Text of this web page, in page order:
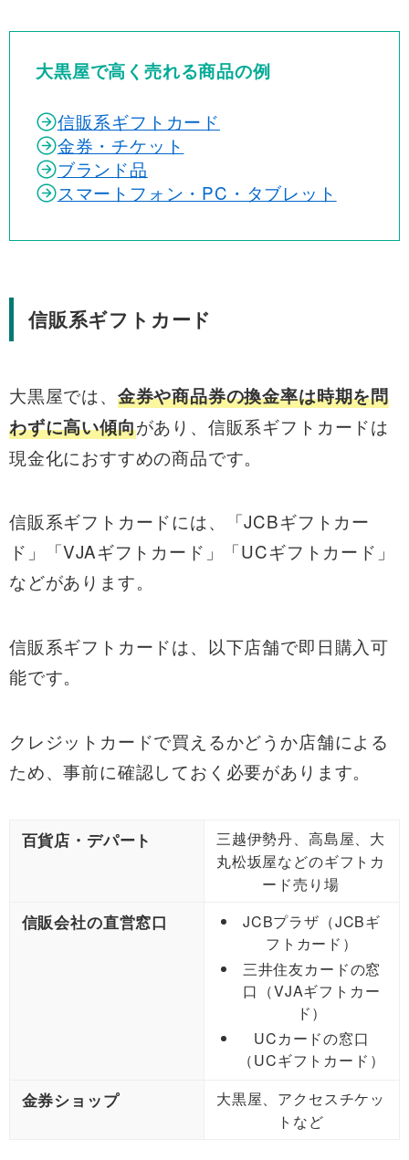
大黒屋で高く売れる商品の例
信販系ギフトカード
金券・チケット
ブランド品
スマートフォン・PC・タブレット
信販系ギフトカード
大黒屋では、 金券や商品券の換金率は時期を問
わずに高い傾向があり、信販系ギフトカードは
現金化におすすめの商品です。
信販系ギフトカードには、「JCBギフトカー
ド」「VJAギフトカード」「UCギフトカード」
などがあります。
信販系ギフトカードは、以下店舗で即日購入可
能です。
クレジットカードで買えるかどうか店舗による
ため、事前に確認しておく必要があります。
百貨店・デパート
三越伊勢丹、高島屋、大
丸松坂屋などのギフトカ
ード売り場
信販会社の直営窓口
JCBプラザ（JCBギ
フトカード）
三井住友カードの窓
口（VJAギフトカー
ド）
UCカードの窓口
（UCギフトカード）
金券ショップ
大黒屋、アクセスチケッ
トなど